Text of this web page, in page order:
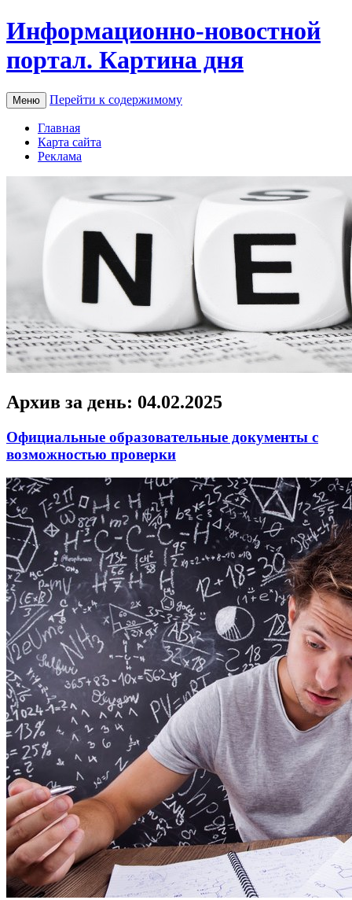
Информационно-новостной
портал. Картина дня
Меню Перейти к содержимому
Главная
Карта сайта
Реклама
Архив за день: 04.02.2025
Официальные образовательные документы с
возможностью проверки